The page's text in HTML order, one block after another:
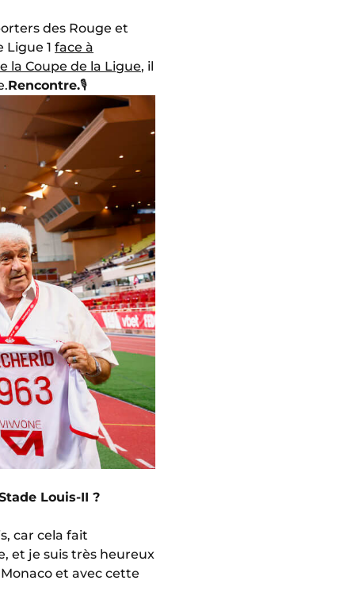
des Rouge et
Ligue 1 face à
la Coupe de la Ligue, il
Rencontre.🎙
Louis-II ?
car cela fait
et je suis très heureux
et avec cette